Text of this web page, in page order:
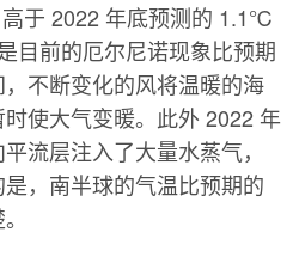
于 2022 年底预测的 1.1℃
前的厄尔尼诺现象比预期
不断变化的风将温暖的海
使大气变暖。此外 2022 年
流层注入了大量水蒸气，
，南半球的气温比预期的